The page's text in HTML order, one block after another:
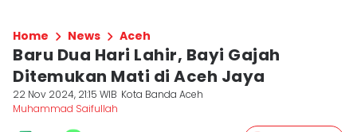
Home News Aceh
Baru Dua Hari Lahir, Bayi Gajah
Ditemukan Mati di Aceh Jaya
22 Nov 2024, 21:15 WIB Kota Banda Aceh
Muhammad Saifullah